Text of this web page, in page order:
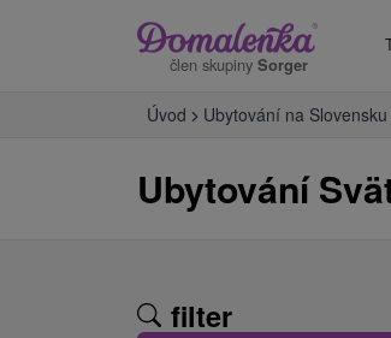
člen skupiny Sorger
Úvod Ubytování na Slovensku
Ubytování
filter